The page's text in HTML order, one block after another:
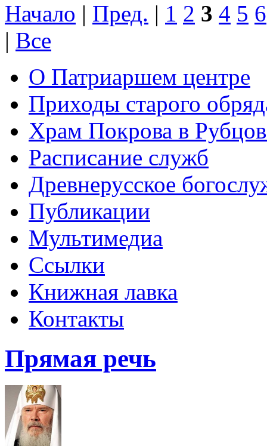
Начало | Пред. | 1 2 3 4 5 6
| Все
О Патриаршем центре
Приходы старого
Храм Покрова в
Расписание служб
Древнерусское
Публикации
Мультимедиа
Ссылки
Книжная лавка
Контакты
Прямая речь